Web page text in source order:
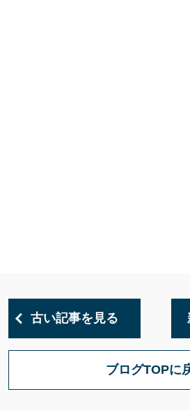
古い記事を見る
ブログTOPに